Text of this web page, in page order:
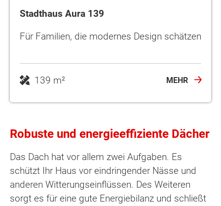
Stadthaus Aura 139
Für Familien, die modernes Design schätzen
139 m² MEHR
Robuste und energieeffiziente Dächer
Das Dach hat vor allem zwei Aufgaben. Es
schützt Ihr Haus vor eindringender Nässe und
anderen Witterungseinflüssen. Des Weiteren
sorgt es für eine gute Energiebilanz und schließt